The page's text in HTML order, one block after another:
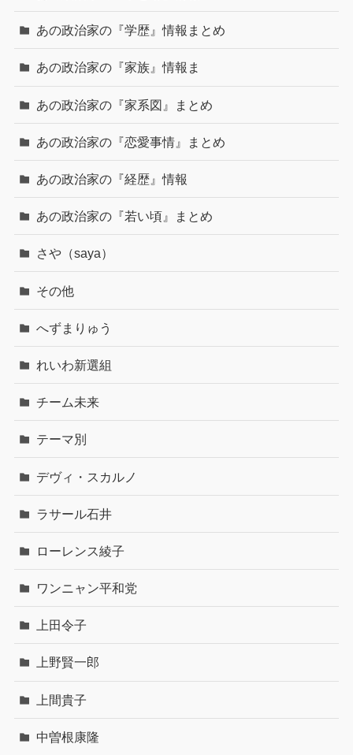
あの政治家の『学歴』情報まとめ
あの政治家の『家族』情報ま
あの政治家の『家系図』まとめ
あの政治家の『恋愛事情』まとめ
あの政治家の『経歴』情報
あの政治家の『若い頃』まとめ
さや（saya）
その他
へずまりゅう
れいわ新選組
チーム未来
テーマ別
デヴィ・スカルノ
ラサール石井
ローレンス綾子
ワンニャン平和党
上田令子
上野賢一郎
上間貴子
中曽根康隆